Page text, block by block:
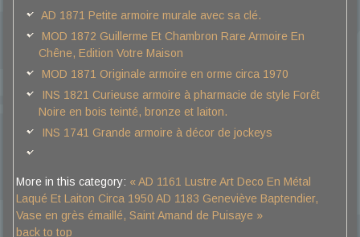
AD 1871 Petite armoire murale avec sa clé.
MOD 1872 Guillerme Et Chambron Rare Armoire En
Chêne, Edition Votre Maison
MOD 1871 Originale armoire en orme circa 1970
INS 1821 Curieuse armoire à pharmacie de style Forêt
Noire en bois teinté, bronze et laiton.
INS 1741 Grande armoire à décor de jockeys
More in this category: « AD 1161 Lustre Art Deco En Métal
Laqué Et Laiton Circa 1950 AD 1183 Geneviève Baptendier,
Vase en grès émaillé, Saint Amand de Puisaye »
back to top